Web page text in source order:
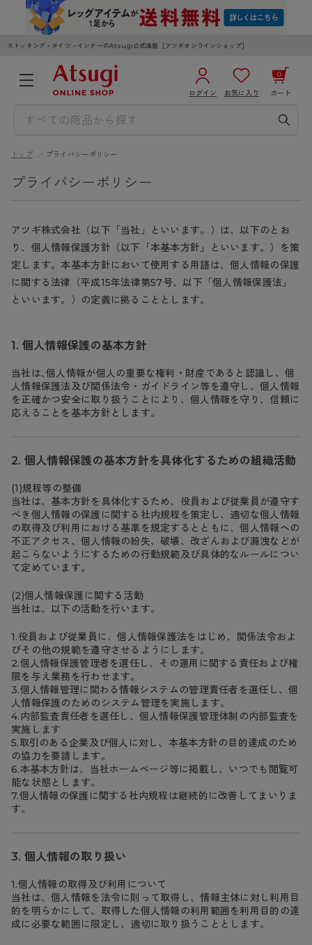
ストッキング・タイツ・インナーのAtsugi公式通販［アツギオンラインショップ］
ログイン お気に入り カート
0
3,980円以上のご購入で送料無料
WOMEN KIDS
レッグウェア
ストッキング
- 無地ストッキング
- ショート丈ストッキング
- パンティ部レスストッキング
タイツ
- 無地タイツ
- ひざ下丈タイツ
- 着圧タイツ
ソックス・靴下
レギンス・スパッツ
インナーウェア
ブラジャー
- ワイヤーブラ
- ブラトップ
ショーツ
- レギュラーショーツ
- サニタリーショーツ
肌着・インナー
- 長袖（七分袖以上）
- タンクトップ
- カップ付きインナー
ライフスタイルウェア
トップス
ルームウェア・パジャマ
アクティブ・スポーツ
- スポーツブラ
- スポーツトップス
- スポーツボトムス
雑貨・小物
レッグウエア
ソックス・靴下
クルー・レギュラー丈ソックス
ハイソックス
インナーウエア
メンズパンツ
トランクス
Tバック・ビキニ
肌着・インナー
ライフスタイルウェア
トップス
ルームウェア・パジャマ
レッグウエア
タイツ
ソックス・靴下
スニーカー丈・くるぶし丈ソックス
スクールソックス
インナーウエア
ブラジャー
ワイヤーブラ
スポーツブラ
ショーツ
レギュラーショーツ
サニタリーショーツ
ブランドから探す
AZGI
クリアビューティアクティブ
スゴスト
フェイクタイツ
hotto comfort
Atsugi COLORS
BT
スクールタイム
みんなの、みんなの。
CLINICAL
ハイジュニ
お悩み別ガードル
私に似合う、ストッキング選び
タイツの選び方
はじめての方へ
よくある質問（FAQ）
サイズ表
配送方法について
返品・交換について
お問い合わせについて
トップ プライバシーポリシー
プライバシーポリシー
アツギ株式会社（以下「当社」といいます。）は、以下のとお
り、個人情報保護方針（以下「本基本方針」といいます。）を策
定します。本基本方針において使用する用語は、個人情報の保護
に関する法律（平成15年法律第57号、以下「個人情報保護法」
といいます。）の定義に拠ることとします。
個人情報保護の基本方針
当社は､個人情報が個人の重要な権利・財産であると認識し、個
人情報保護法及び関係法令・ガイドライン等を遵守し、個人情報
を正確かつ安全に取り扱うことにより、個人情報を守り、信頼に
応えることを基本方針とします。
個人情報保護の基本方針を具体化するための組織活動
(1)規程等の整備
当社は、基本方針を具体化するため、役員および従業員が遵守す
べき個人情報の保護に関する社内規程を策定し、適切な個人情報
の取得及び利用における基準を規定するとともに、個人情報への
不正アクセス、個人情報の紛失、破壊、改ざんおよび漏洩などが
起こらないようにするための行動規範及び具体的なルールについ
て定めています。
(2)個人情報保護に関する活動
当社は、以下の活動を行います。
1.役員および従業員に、個人情報保護法をはじめ、関係法令およ
びその他の規範を遵守させるようにします。
2.個人情報保護管理者を選任し、その運用に関する責任および権
限を与え業務を行わせます。
3.個人情報管理に関わる情報システムの管理責任者を選任し、個
人情報保護のためのシステム管理を実施します。
4.内部監査責任者を選任し、個人情報保護管理体制の内部監査を
実施します
5.取引のある企業及び個人に対し、本基本方針の目的達成のため
の協力を要請します。
6.本基本方針は、当社ホームページ等に掲載し、いつでも閲覧可
能な状態とします。
7.個人情報の保護に関する社内規程は継続的に改善してまいりま
す。
個人情報の取り扱い
1.個人情報の取得及び利用について
当社は、個人情報を法令に則って取得し、情報主体に対し利用目
的を明らかにして、取得した個人情報の利用範囲を利用目的の達
成に必要な範囲に限定し、適切に取り扱うこととします。